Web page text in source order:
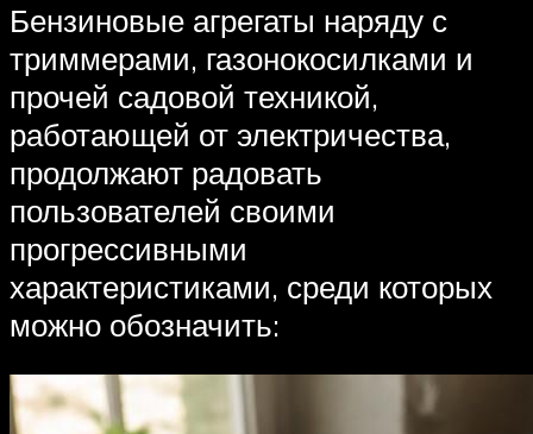
Бензиновые агрегаты наряду с
триммерами, газонокосилками и
прочей садовой техникой,
работающей от электричества,
продолжают радовать
пользователей своими
прогрессивными
характеристиками, среди которых
можно обозначить: